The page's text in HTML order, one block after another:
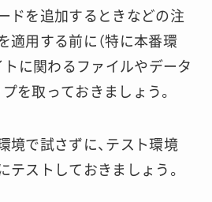
ドを追加するときなどの注
適用する前に（特に本番環
トに関わるファイルやデータ
を取っておきましょう。
境で試さずに、テスト環境
テストしておきましょう。